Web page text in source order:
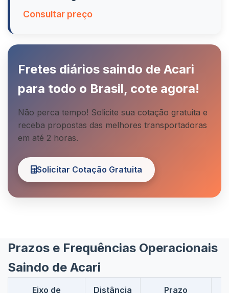
Consultar preço
Fretes diários saindo de Acari
para todo o Brasil, cote agora!
Não perca tempo! Solicite sua cotação gratuita e
receba propostas das melhores transportadoras
em até 2 horas.
Solicitar Cotação Gratuita
Prazos e Frequências Operacionais
Saindo de Acari
Eixo de
Distância
Prazo